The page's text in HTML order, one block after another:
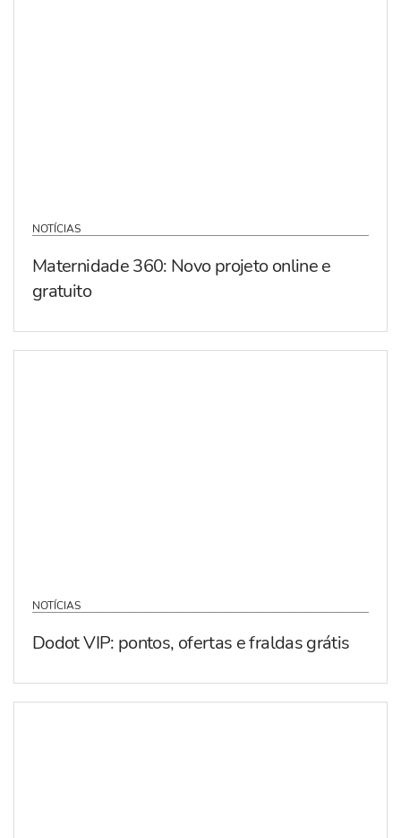
NOTÍCIAS
Maternidade 360: Novo projeto online e
gratuito
NOTÍCIAS
Dodot VIP: pontos, ofertas e fraldas grátis